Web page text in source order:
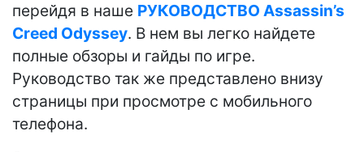
перейдя в наше РУКОВОДСТВО Assassin’s
Creed Odyssey. В нем вы легко найдете
полные обзоры и гайды по игре.
Руководство так же представлено внизу
страницы при просмотре с мобильного
телефона.